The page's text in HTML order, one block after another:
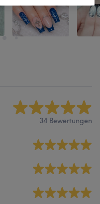
34 Bewertungen